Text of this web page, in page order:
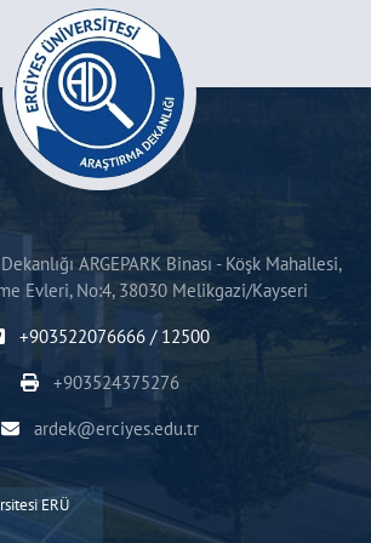
ARGEPARK Binası - Köşk Mahallesi,
Evleri, No:4, 38030 Melikgazi/Kayseri
+903522076666 / 12500
+903524375276
ardek@erciyes.edu.tr
ERÜ